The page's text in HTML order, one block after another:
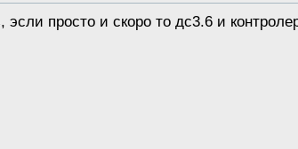
просто и скоро то дс3.6 и